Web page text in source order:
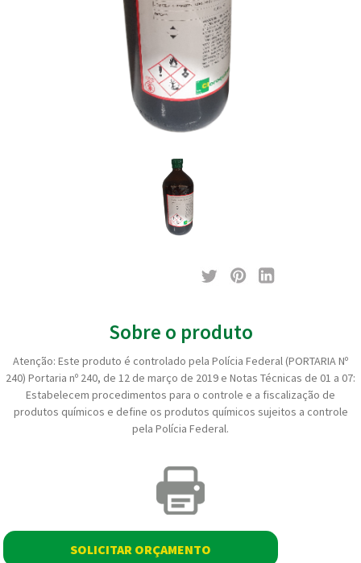
Sobre o produto
Atenção: Este produto é controlado pela Polícia Federal (PORTARIA Nº
240) Portaria nº 240, de 12 de março de 2019 e Notas Técnicas de 01 a 07:
Estabelecem procedimentos para o controle e a fiscalização de
produtos químicos e define os produtos químicos sujeitos a controle
pela Polícia Federal.
SOLICITAR ORÇAMENTO